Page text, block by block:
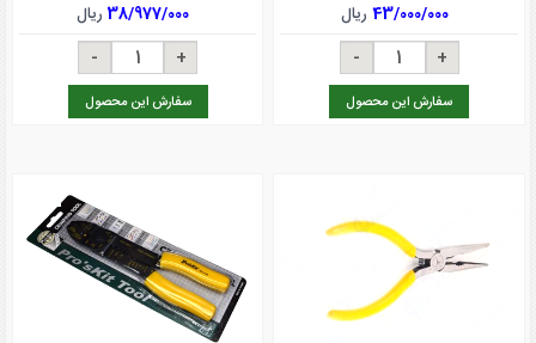
43/000/000 ریال
سفارش این محصول
38/977/000ریال
سفارش این محصول